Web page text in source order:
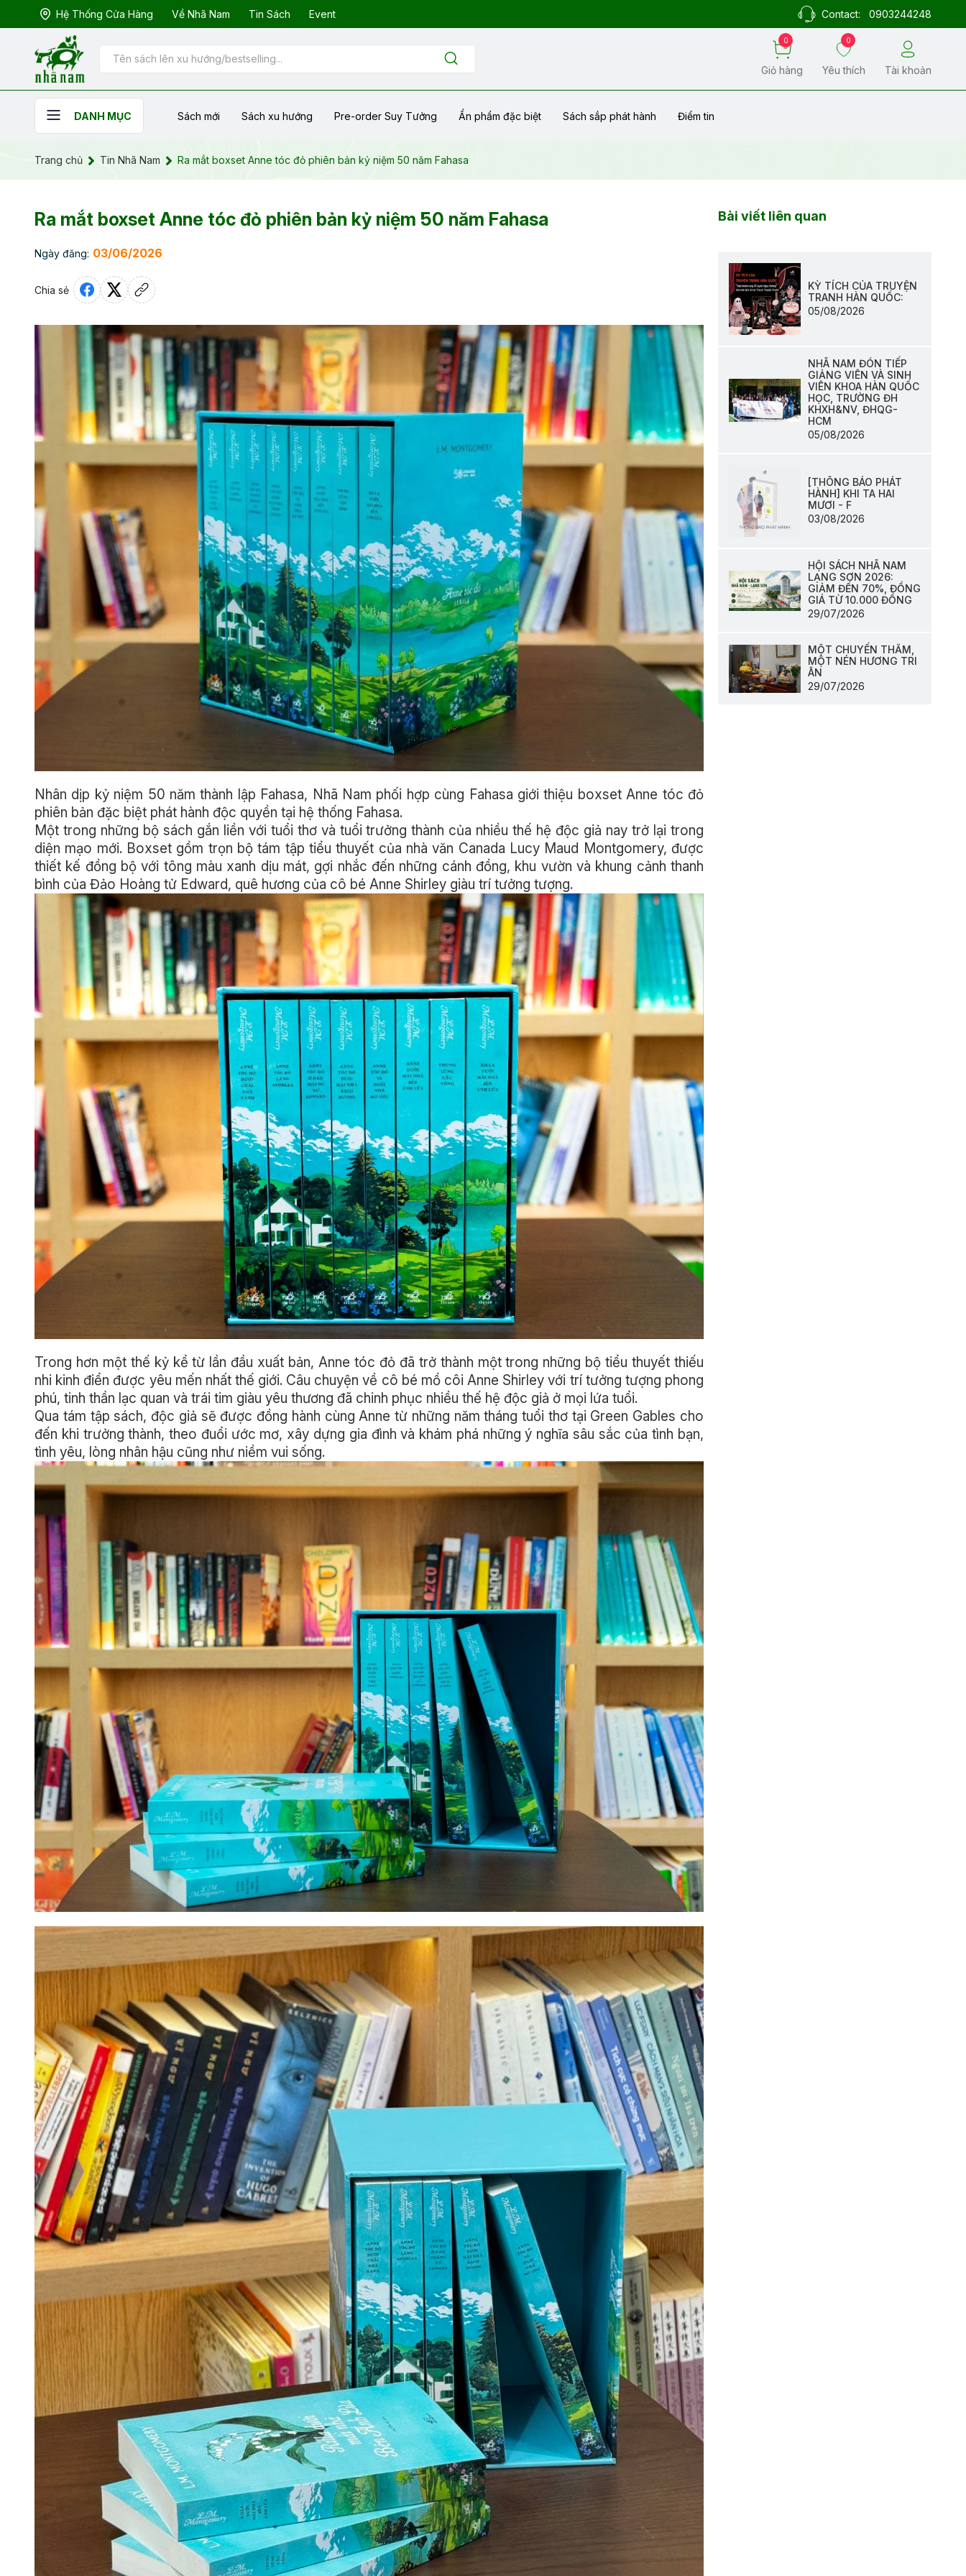
Hệ Thống Cửa Hàng Về Nhã Nam Tin Sách Event Contact: 0903244248
0
Giỏ hàng
0
Yêu thích Tài khoản
DANH MỤC Sách mới Sách xu hướng Pre-order Suy Tưởng Ẩn phẩm đặc biệt Sách sắp phát hành Điểm tin
Trang chủ Tin Nhã Nam Ra mắt boxset Anne tóc đỏ phiên bản kỷ niệm 50 năm Fahasa
Ra mắt boxset Anne tóc đỏ phiên bản kỷ niệm 50 năm Fahasa
Ngày đăng: 03/06/2026
Chia sẻ
Nhân dịp kỷ niệm 50 năm thành lập Fahasa, Nhã Nam phối hợp cùng Fahasa giới thiệu boxset Anne tóc đỏ
phiên bản đặc biệt phát hành độc quyền tại hệ thống Fahasa.
Một trong những bộ sách gắn liền với tuổi thơ và tuổi trưởng thành của nhiều thế hệ độc giả nay trở lại trong
diện mạo mới. Boxset gồm trọn bộ tám tập tiểu thuyết của nhà văn Canada Lucy Maud Montgomery, được
thiết kế đồng bộ với tông màu xanh dịu mát, gợi nhắc đến những cánh đồng, khu vườn và khung cảnh thanh
bình của Đảo Hoàng tử Edward, quê hương của cô bé Anne Shirley giàu trí tưởng tượng.
Trong hơn một thế kỷ kể từ lần đầu xuất bản, Anne tóc đỏ đã trở thành một trong những bộ tiểu thuyết thiếu
nhi kinh điển được yêu mến nhất thế giới. Câu chuyện về cô bé mồ côi Anne Shirley với trí tưởng tượng phong
phú, tinh thần lạc quan và trái tim giàu yêu thương đã chinh phục nhiều thế hệ độc giả ở mọi lứa tuổi.
Qua tám tập sách, độc giả sẽ được đồng hành cùng Anne từ những năm tháng tuổi thơ tại Green Gables cho
đến khi trưởng thành, theo đuổi ước mơ, xây dựng gia đình và khám phá những ý nghĩa sâu sắc của tình bạn,
tình yêu, lòng nhân hậu cũng như niềm vui sống.
Bài viết liên quan
KỲ TÍCH CỦA TRUYỆN
TRANH HÀN QUỐC:
05/08/2026
NHÃ NAM ĐÓN TIẾP
GIẢNG VIÊN VÀ SINH
VIÊN KHOA HÀN QUỐC
HỌC, TRƯỜNG ĐH
KHXH&NV, ĐHQG-
HCM
05/08/2026
[THÔNG BÁO PHÁT
HÀNH] KHI TA HAI
MƯƠI - F
03/08/2026
HỘI SÁCH NHÃ NAM
LẠNG SƠN 2026:
GIẢM ĐẾN 70%, ĐỒNG
GIÁ TỪ 10.000 ĐỒNG
29/07/2026
MỘT CHUYẾN THĂM,
MỘT NÉN HƯƠNG TRI
ÂN
29/07/2026